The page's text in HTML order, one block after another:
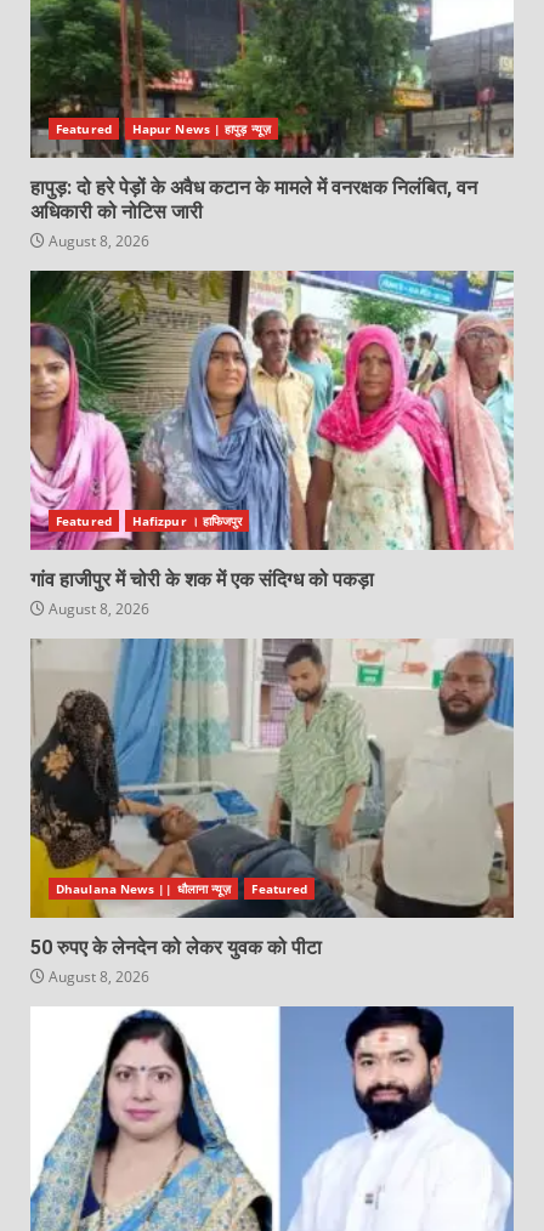
Featured Hapur News | हापुड़ न्यूज़
हापुड़: दो हरे पेड़ों के अवैध कटान के मामले में वनरक्षक निलंबित, वन
अधिकारी को नोटिस जारी
August 8, 2026
Featured Hafizpur । हाफिजपुर
गांव हाजीपुर में चोरी के शक में एक संदिग्ध को पकड़ा
August 8, 2026
Dhaulana News || धौलाना न्यूज़ Featured
50 रुपए के लेनदेन को लेकर युवक को पीटा
August 8, 2026